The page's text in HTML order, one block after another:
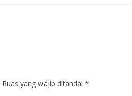
Ruas yang wajib ditandai *